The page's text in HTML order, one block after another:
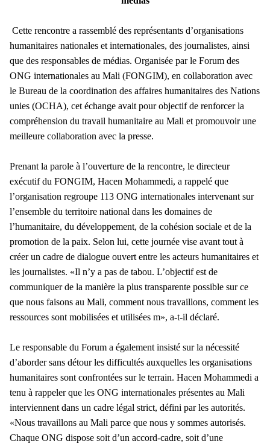
Cette rencontre a rassemblé des représentants d’organisations
humanitaires nationales et internationales, des journalistes, ainsi
que des responsables de médias. Organisée par le Forum des
ONG internationales au Mali (FONGIM), en collaboration avec
le Bureau de la coordination des affaires humanitaires des Nations
unies (OCHA), cet échange avait pour objectif de renforcer la
compréhension du travail humanitaire au Mali et promouvoir une
meilleure collaboration avec la presse.
Prenant la parole à l’ouverture de la rencontre, le directeur
exécutif du FONGIM, Hacen Mohammedi, a rappelé que
l’organisation regroupe 113 ONG internationales intervenant sur
l’ensemble du territoire national dans les domaines de
l’humanitaire, du développement, de la cohésion sociale et de la
promotion de la paix. Selon lui, cette journée vise avant tout à
créer un cadre de dialogue ouvert entre les acteurs humanitaires et
les journalistes. «Il n’y a pas de tabou. L’objectif est de
communiquer de la manière la plus transparente possible sur ce
que nous faisons au Mali, comment nous travaillons, comment les
ressources sont mobilisées et utilisées m», a-t-il déclaré.
Le responsable du Forum a également insisté sur la nécessité
d’aborder sans détour les difficultés auxquelles les organisations
humanitaires sont confrontées sur le terrain. Hacen Mohammedi a
tenu à rappeler que les ONG internationales présentes au Mali
interviennent dans un cadre légal strict, défini par les autorités.
«Nous travaillons au Mali parce que nous y sommes autorisés.
Chaque ONG dispose soit d’un accord-cadre, soit d’une